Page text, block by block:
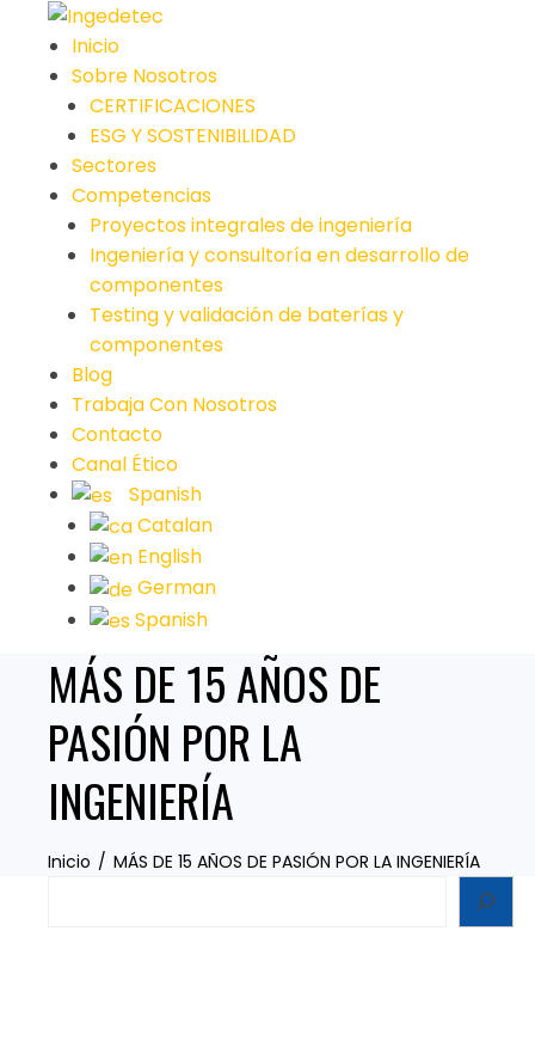
content
Inicio
Sobre Nosotros
CERTIFICACIONES
ESG Y SOSTENIBILIDAD
Sectores
Competencias
Proyectos integrales de ingeniería
Ingeniería y consultoría en desarrollo de
componentes
Testing y validación de baterías y
componentes
Blog
Trabaja Con Nosotros
Contacto
Canal Ético
Spanish
Catalan
English
German
Spanish
MÁS DE 15 AÑOS DE
PASIÓN POR LA
INGENIERÍA
Inicio MÁS DE 15 AÑOS DE PASIÓN POR LA INGENIERÍA